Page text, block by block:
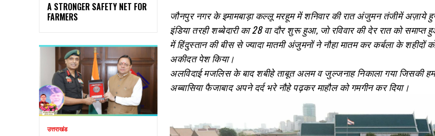
A STRONGER SAFETY NET FOR
FARMERS
उत्तराखंड
जौनपुर नगर के इमामबाड़ा कल्लू मरहूम में शनिवार की रात अंजुमन तंजीमें
इंडिया तरही शब्बेदारी का 28 वा दौर शुरू हुआ, जो रविवार की देर रात को समाप्त
में हिंदुस्तान की बीस से ज्यादा मातमी अंजुमनों ने नौहा मातम कर कर्बला के शहीदों
अकीदत पेश किया।
अलविदाई मजलिस के बाद शबीहे ताबूत अलम व जुल्जनाह निकाला गया जिसकी
अब्बासिया फैजाबाद अपने दर्द भरे नौहे पढ़कर माहौल को गमगीन कर दिया।